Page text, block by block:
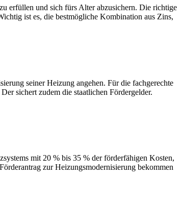
und sich fürs Alter abzusichern. Die richtige
ist es, die bestmögliche Kombination aus Zins,
seiner Heizung angehen. Für die fachgerechte
sichert zudem die staatlichen Fördergelder.
mit 20 % bis 35 % der förderfähigen Kosten,
zur Heizungsmodernisierung bekommen